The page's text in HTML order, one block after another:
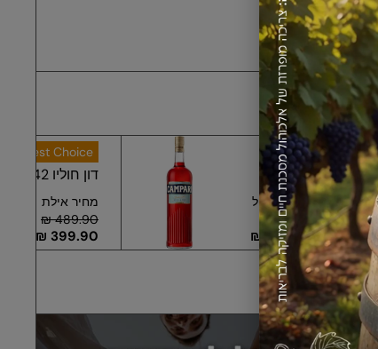
Best Choice
דון חוליו 1942 אנייחו ...
מחיר אילת